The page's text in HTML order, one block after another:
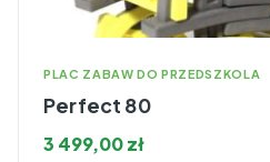
PLAC ZABAW DO PRZEDSZKOLA
Perfect 80
3 499,00zł